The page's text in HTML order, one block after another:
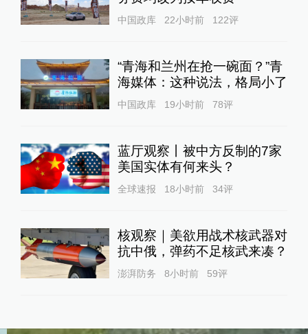
中国政库 22小时前 122评
“青海和兰州在抢一碗面？”青
海媒体：这种说法，格局小了
中国政库 19小时前 78评
蓝厅观察丨被中方反制的7家
美国实体有何来头？
全球速报 18小时前 34评
核观察｜美欲用战术核武器对
抗中俄，弹药不足核武来凑？
澎湃防务 8小时前 59评